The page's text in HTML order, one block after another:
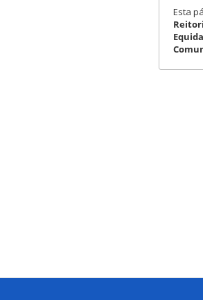
Esta